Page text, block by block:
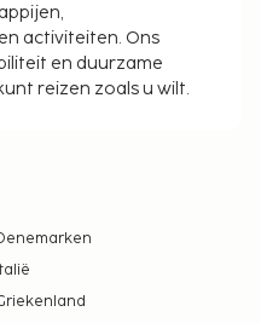
activiteiten. Ons
en duurzame
reizen zoals u wilt.